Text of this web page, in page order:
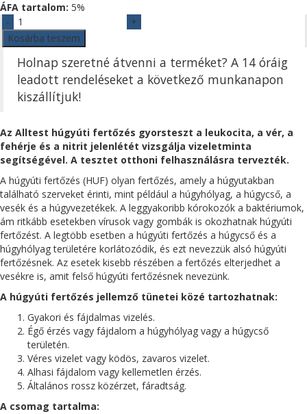
was:
1
990Ft.
is:
1
610Ft.
ÁFA tartalom: 5%
Húgyúti
fertőzés
gyorsteszt
otthoni
használatra
(1
db)
Kosárba teszem
Holnap szeretné átvenni a terméket? A 14 óráig
leadott rendeléseket a következő munkanapon
kiszállítjuk!
Az Alltest húgyúti fertőzés gyorsteszt a leukocita, a vér, a
fehérje és a nitrit jelenlétét vizsgálja vizeletminta
segítségével. A tesztet otthoni felhasználásra tervezték.
A húgyúti fertőzés (HUF) olyan fertőzés, amely a húgyutakban
található szerveket érinti, mint például a húgyhólyag, a húgycső, a
vesék és a húgyvezetékek. A leggyakoribb kórokozók a baktériumok,
ám ritkább esetekben vírusok vagy gombák is okozhatnak húgyúti
fertőzést. A legtöbb esetben a húgyúti fertőzés a húgycső és a
húgyhólyag területére korlátozódik, és ezt nevezzük alsó húgyúti
fertőzésnek. Az esetek kisebb részében a fertőzés elterjedhet a
vesékre is, amit felső húgyúti fertőzésnek nevezünk.
A húgyúti fertőzés jellemző tünetei közé tartozhatnak:
Gyakori és fájdalmas vizelés.
Égő érzés vagy fájdalom a húgyhólyag vagy a húgycső
területén.
Véres vizelet vagy ködös, zavaros vizelet.
Alhasi fájdalom vagy kellemetlen érzés.
Általános rossz közérzet, fáradtság.
A csomag tartalma: